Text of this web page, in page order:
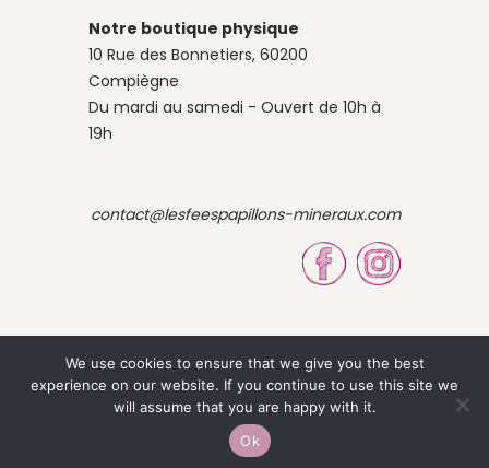
Notre boutique physique
10 Rue des Bonnetiers, 60200
Compiègne
Du mardi au samedi - Ouvert de 10h à
19h
contact@lesfeespapillons-mineraux.com
We use cookies to ensure that we give you the best
experience on our website. If you continue to use this site we
will assume that you are happy with it.
Ok